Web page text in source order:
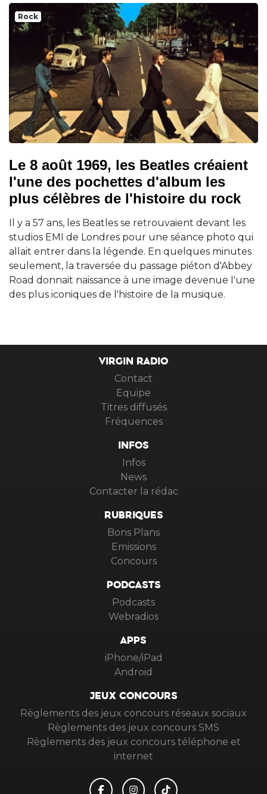
Rock
Le 8 août 1969, les Beatles créaient
l'une des pochettes d'album les
plus célèbres de l'histoire du rock
Il y a 57 ans, les Beatles se retrouvaient devant les
studios EMI de Londres pour une séance photo qui
allait entrer dans la légende. En quelques minutes
seulement, la traversée du passage piéton d'Abbey
Road donnait naissance à une image devenue l'une
des plus iconiques de l'histoire de la musique.
VIRGIN RADIO
Contact
Equipe
Titres diffusés
Fréquences
INFOS
Infos
News
Contacter la rédac
RUBRIQUES
Bons Plans
Emissions
Concours
PODCASTS
Podcasts
Webradios
APPS
iPhone/iPad
Android
JEUX CONCOURS
Règlements des jeux concours réseaux sociaux
Règlements des jeux concours SMS
Règlements des jeux concours téléphone et
internet